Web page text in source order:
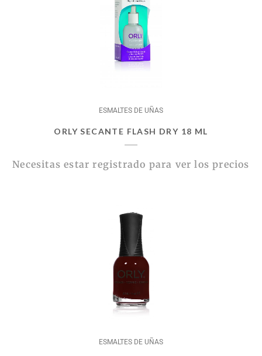
ESMALTES DE UÑAS
ORLY SECANTE FLASH DRY 18 ML
Necesitas estar registrado para ver los precios
ESMALTES DE UÑAS